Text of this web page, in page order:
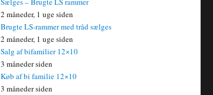
2 måneder, 1 uge siden
Brugte LS-rammer med tråd sælges
2 måneder, 1 uge siden
Salg af bifamilier 12×10
3 måneder siden
Køb af bi familie 12×10
3 måneder siden